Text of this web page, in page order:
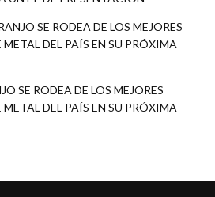
SE RODEA DE LOS MEJORES
DEL PAÍS EN SU PRÓXIMA
SE RODEA DE LOS MEJORES
DEL PAÍS EN SU PRÓXIMA